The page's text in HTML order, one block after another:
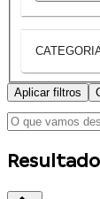
Aplicar filtros